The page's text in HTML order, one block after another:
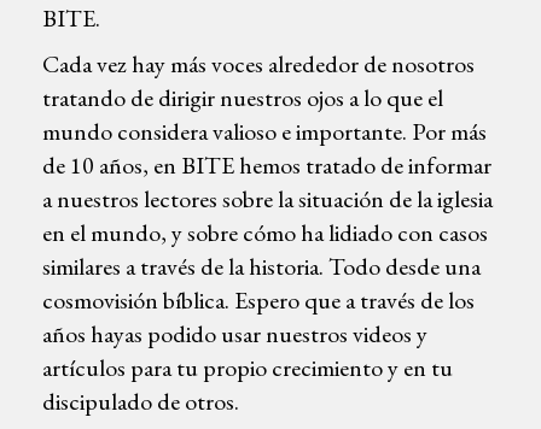
BITE.
Cada vez hay más voces alrededor de nosotros
tratando de dirigir nuestros ojos a lo que el
mundo considera valioso e importante. Por más
de 10 años, en BITE hemos tratado de informar
a nuestros lectores sobre la situación de la iglesia
en el mundo, y sobre cómo ha lidiado con casos
similares a través de la historia. Todo desde una
cosmovisión bíblica. Espero que a través de los
años hayas podido usar nuestros videos y
artículos para tu propio crecimiento y en tu
discipulado de otros.